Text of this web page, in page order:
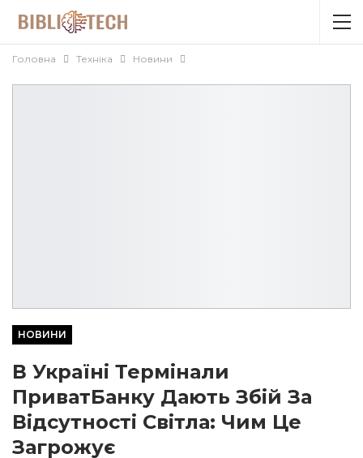
Головна Техніка Новини
НОВИНИ
В Україні Термінали
ПриватБанку Дають Збій За
Відсутності Світла: Чим Це
Загрожує